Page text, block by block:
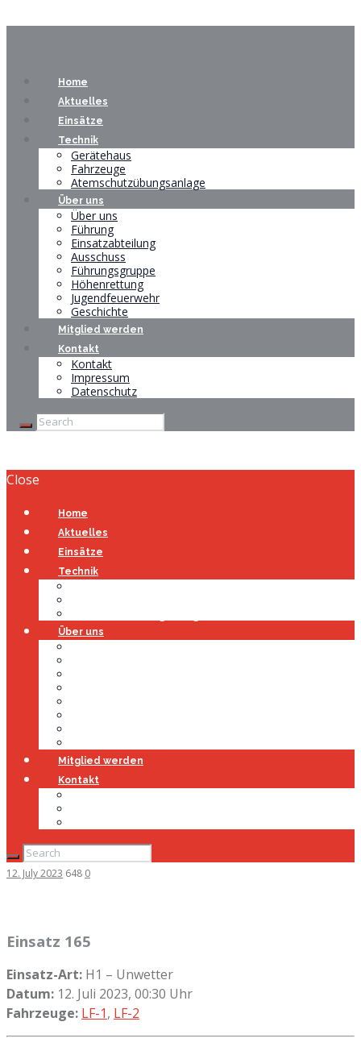
Home
Aktuelles
Einsätze
Technik
Gerätehaus
Fahrzeuge
Atemschutzübungsanlage
Über uns
Über uns
Führung
Einsatzabteilung
Ausschuss
Führungsgruppe
Höhenrettung
Jugendfeuerwehr
Geschichte
Mitglied werden
Kontakt
Kontakt
Impressum
Datenschutz
Close
Home
Aktuelles
Einsätze
Technik
Über uns
Mitglied werden
Kontakt
12. July 2023 648 0
Einsatz 165
Einsatz-Art: H1 – Unwetter
Datum: 12. Juli 2023, 00:30 Uhr
Fahrzeuge: LF-1, LF-2